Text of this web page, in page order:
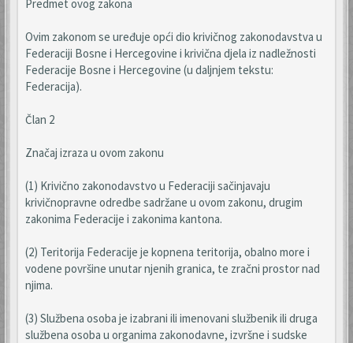
Predmet ovog zakona
Ovim zakonom se uređuje opći dio krivičnog zakonodavstva u
Federaciji Bosne i Hercegovine i krivična djela iz nadležnosti
Federacije Bosne i Hercegovine (u daljnjem tekstu:
Federacija).
Član 2
Značaj izraza u ovom zakonu
(1) Krivično zakonodavstvo u Federaciji sačinjavaju
krivičnopravne odredbe sadržane u ovom zakonu, drugim
zakonima Federacije i zakonima kantona.
(2) Teritorija Federacije je kopnena teritorija, obalno more i
vodene površine unutar njenih granica, te zračni prostor nad
njima.
(3) Službena osoba je izabrani ili imenovani službenik ili druga
službena osoba u organima zakonodavne, izvršne i sudske